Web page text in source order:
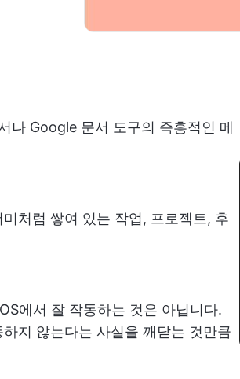
나 Google 문서 도구의 즉흥적인 메
처럼 쌓여 있는 작업, 프로젝트, 후
에서 잘 작동하는 것은 아닙니다.
지 않는다는 사실을 깨닫는 것만큼